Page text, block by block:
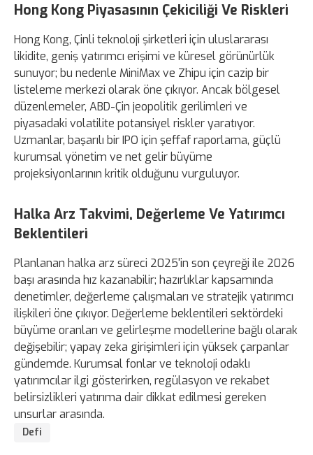
Hong Kong Piyasasının Çekiciliği Ve Riskleri
Hong Kong, Çinli teknoloji şirketleri için uluslararası
likidite, geniş yatırımcı erişimi ve küresel görünürlük
sunuyor; bu nedenle MiniMax ve Zhipu için cazip bir
listeleme merkezi olarak öne çıkıyor. Ancak bölgesel
düzenlemeler, ABD-Çin jeopolitik gerilimleri ve
piyasadaki volatilite potansiyel riskler yaratıyor.
Uzmanlar, başarılı bir IPO için şeffaf raporlama, güçlü
kurumsal yönetim ve net gelir büyüme
projeksiyonlarının kritik olduğunu vurguluyor.
Halka Arz Takvimi, Değerleme Ve Yatırımcı
Beklentileri
Planlanan halka arz süreci 2025'in son çeyreği ile 2026
başı arasında hız kazanabilir; hazırlıklar kapsamında
denetimler, değerleme çalışmaları ve stratejik yatırımcı
ilişkileri öne çıkıyor. Değerleme beklentileri sektördeki
büyüme oranları ve gelirleşme modellerine bağlı olarak
değişebilir; yapay zeka girişimleri için yüksek çarpanlar
gündemde. Kurumsal fonlar ve teknoloji odaklı
yatırımcılar ilgi gösterirken, regülasyon ve rekabet
belirsizlikleri yatırıma dair dikkat edilmesi gereken
unsurlar arasında.
Defi